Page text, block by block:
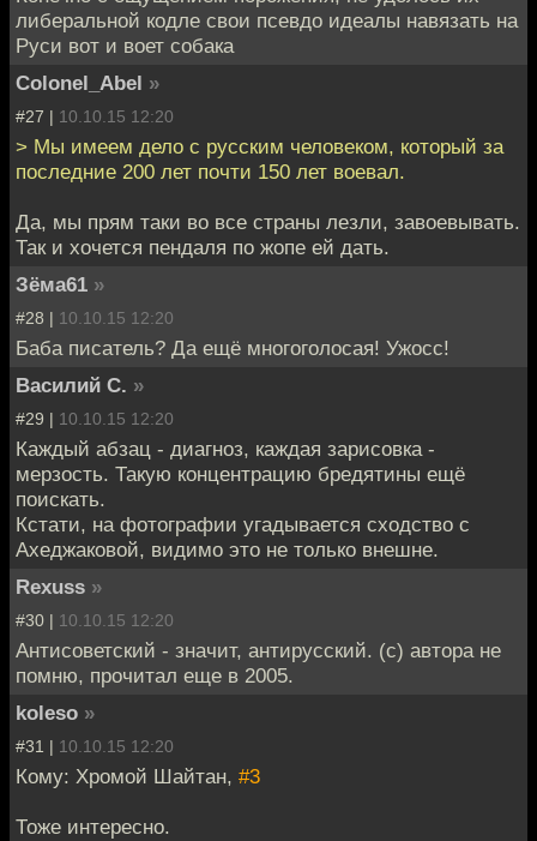
либеральной кодле свои псевдо идеалы навязать на
Руси вот и воет собака
Colonel_Abel »
#27 | 10.10.15 12:20
> Мы имеем дело с русским человеком, который за
последние 200 лет почти 150 лет воевал.
Да, мы прям таки во все страны лезли, завоевывать.
Так и хочется пендаля по жопе ей дать.
Зёма61 »
#28 | 10.10.15 12:20
Баба писатель? Да ещё многоголосая! Ужосс!
Василий С. »
#29 | 10.10.15 12:20
Каждый абзац - диагноз, каждая зарисовка -
мерзость. Такую концентрацию бредятины ещё
поискать.
Кстати, на фотографии угадывается сходство с
Ахеджаковой, видимо это не только внешне.
Rexuss »
#30 | 10.10.15 12:20
Антисоветский - значит, антирусский. (с) автора не
помню, прочитал еще в 2005.
koleso »
#31 | 10.10.15 12:20
Кому: Хромой Шайтан, #3
Тоже интересно.